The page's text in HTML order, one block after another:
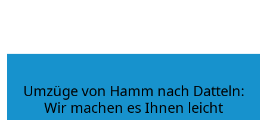
Umzüge von Hamm nach Datteln:
Wir machen es Ihnen leicht